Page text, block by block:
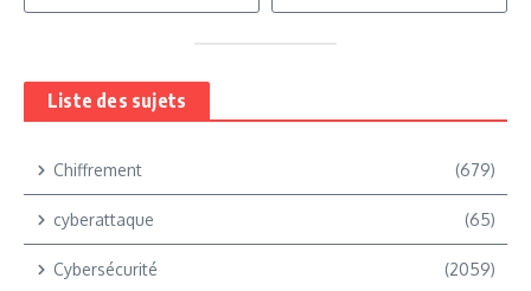
Liste des sujets
Chiffrement (679)
cyberattaque (65)
Cybersécurité (2059)